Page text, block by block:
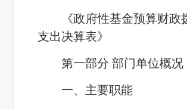
《政府性基金预算财政
支出决算表》
第一部分 部门单位概况
一、主要职能